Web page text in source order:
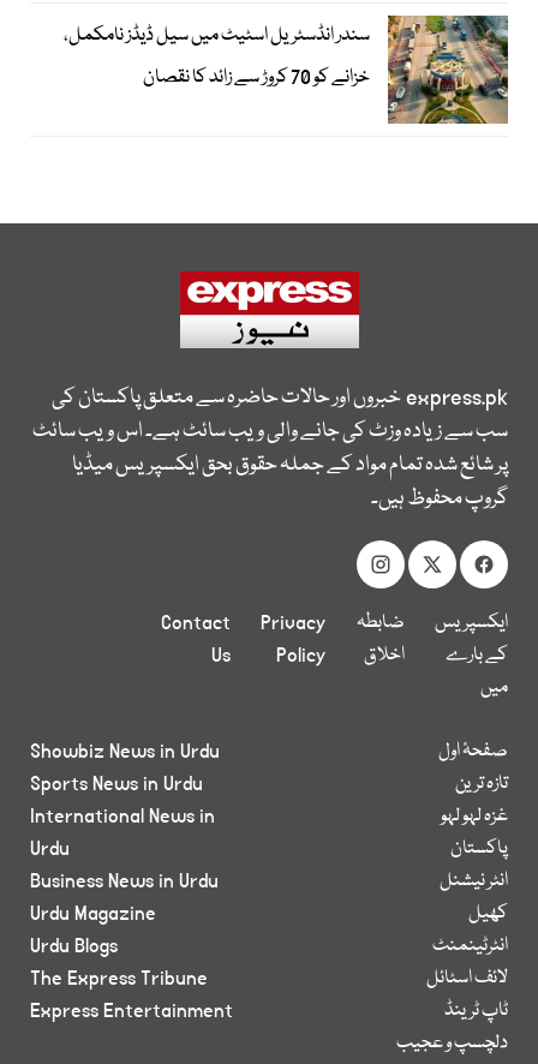
سندر انڈسٹریل اسٹیٹ میں سیل ڈیڈز نامکمل،
خزانے کو 70 کروڑ سے زائد کا نقصان
express.pkخبروں اور حالات حاضرہ سے متعلق پاکستان کی
سب سے زیادہ وزٹ کی جانے والی ویب سائٹ ہے۔ اس ویب سائٹ
پر شائع شدہ تمام مواد کے جملہ حقوق بحق ایکسپریس میڈیا
گروپ محفوظ ہیں۔
ایکسپریس
کے بارے
میں
ضابطہ
اخلاق
Privacy
Policy
Contact
Us
صفحۂ اول
تازہ ترین
غزہ لہو لہو
پاکستان
انٹر نیشنل
کھیل
انٹرٹینمنٹ
لائف اسٹائل
ٹاپ ٹرینڈ
دلچسپ و عجیب
Showbiz News in Urdu
Sports News in Urdu
International News in
Urdu
Business News in Urdu
Urdu Magazine
Urdu Blogs
The Express Tribune
Express Entertainment